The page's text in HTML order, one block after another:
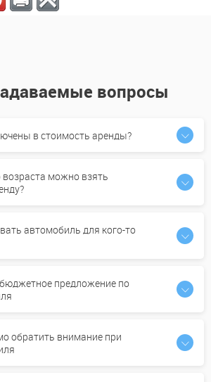
вопросы
в стоимость аренды?
возраста можно взять
автомобиль для кого-то
предложение по
обратить внимание при